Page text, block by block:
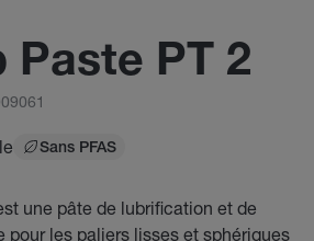
Paste PT 2
Sans PFAS
une pâte de lubrification et de
pour les paliers lisses et sphériques